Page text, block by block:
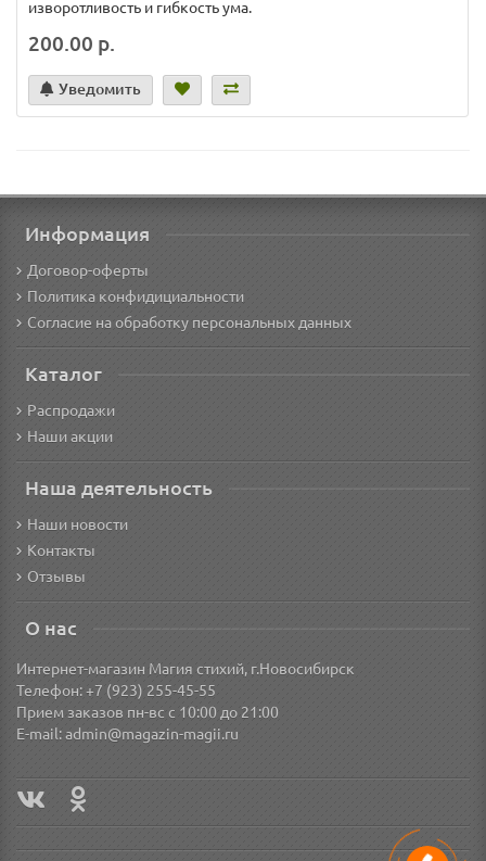
изворотливость и гибкость ума.
200.00 р.
Уведомить
Информация
Договор-оферты
Политика конфидициальности
Согласие на обработку персональных данных
Каталог
Распродажи
Наши акции
Наша деятельность
Наши новости
Контакты
Отзывы
О нас
Интернет-магазин Магия стихий, г.Новосибирск
Телефон: +7 (923) 255-45-55
Прием заказов пн-вс с 10:00 до 21:00
E-mail:admin@magazin-magii.ru